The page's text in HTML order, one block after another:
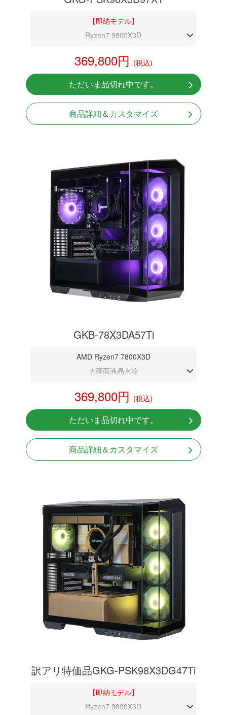
【即納モデル】
Ryzen7 9800X3D
RX 9070 XT 16GB
NVMeSSD 1TB
無線LAN Bluetooth対応
Windows11 Home 64bit
369,800円 (税込)
ただいま品切れ中です。
商品詳細＆カスタマイズ
GKB-78X3DA57Ti
AMD Ryzen7 7800X3D
大画面液晶水冷
RTX 5070Ti 16GB
NVMeSSD 1TB
Windows11 Home 64bit
369,800円 (税込)
ただいま品切れ中です。
商品詳細＆カスタマイズ
訳アリ特価品GKG-PSK98X3DG47Ti
【即納モデル】
Ryzen7 9800X3D